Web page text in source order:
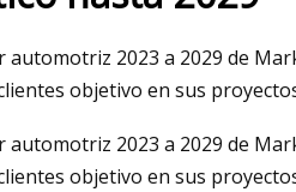
de 2023:
2023 a 2029 de
objetivo en sus
2023 a 2029 de
objetivo en sus